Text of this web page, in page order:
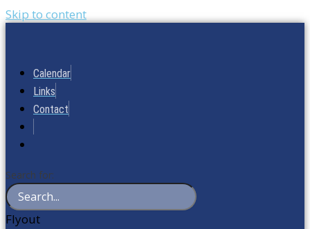
Skip to content
Calendar
Links
Contact
Search for:
Flyout